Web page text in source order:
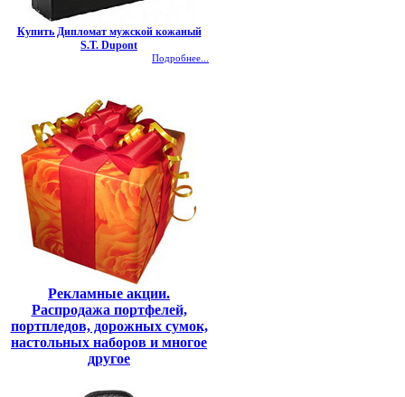
Купить Дипломат мужской кожаный
S.T. Dupont
Подробнее...
Рекламные акции.
Распродажа портфелей,
портпледов, дорожных сумок,
настольных наборов и многое
другое